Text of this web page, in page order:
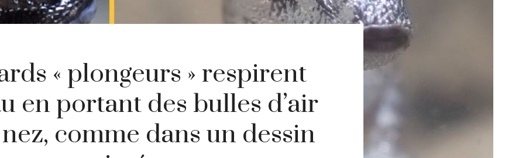
« plongeurs » respirent
en portant des bulles d’air
comme dans un dessin